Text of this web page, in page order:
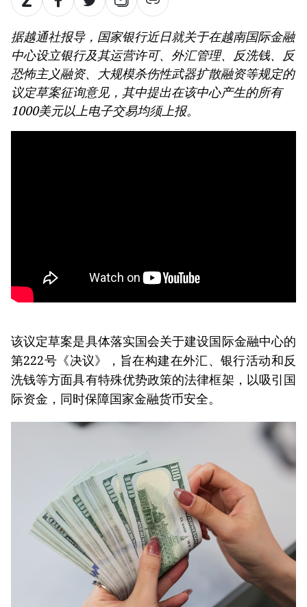
据越通社报导，国家银行近日就关于在越南国际金融
中心设立银行及其运营许可、外汇管理、反洗钱、反
恐怖主义融资、大规模杀伤性武器扩散融资等规定的
议定草案征询意见，其中提出在该中心产生的所有
1000美元以上电子交易均须上报。
该议定草案是具体落实国会关于建设国际金融中心的
第222号《决议》，旨在构建在外汇、银行活动和反
洗钱等方面具有特殊优势政策的法律框架，以吸引国
际资金，同时保障国家金融货币安全。